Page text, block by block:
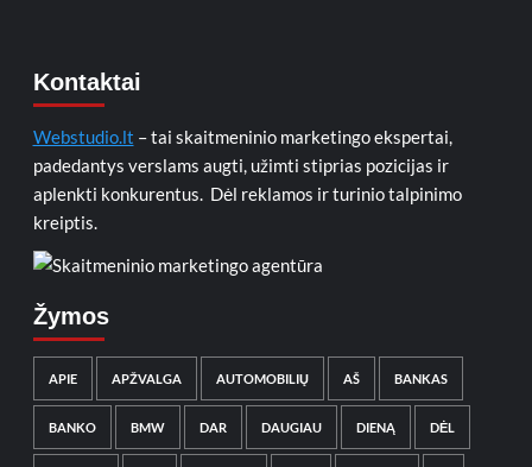
Kontaktai
Webstudio.lt – tai skaitmeninio marketingo ekspertai,
padedantys verslams augti, užimti stiprias pozicijas ir
aplenkti konkurentus. Dėl reklamos ir turinio talpinimo
kreiptis.
Žymos
APIE APŽVALGA AUTOMOBILIŲ AŠ BANKAS
BANKO BMW DAR DAUGIAU DIENĄ DĖL